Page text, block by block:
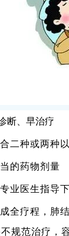
断、早治疗
二种或两种
的药物剂量
业医生指导
全疗程，肺
规范治疗，